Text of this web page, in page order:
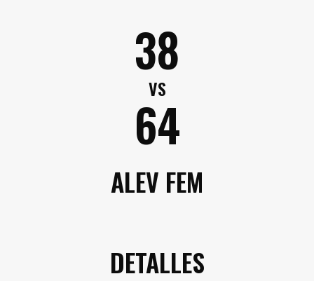
38
VS
64
ALEV FEM
DETALLES